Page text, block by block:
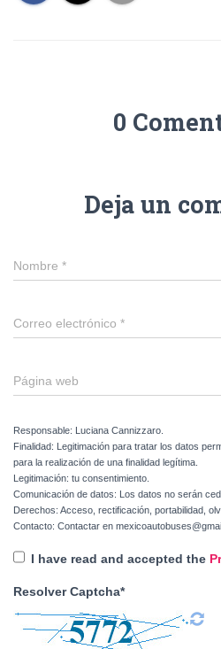
0
Deja un
Nombre *
Correo electrónico *
Página web
Responsable: Luciana Cannizzaro.
Finalidad: Legitimación para tratar los datos
para la realización de una finalidad legítima.
Legitimación: tu consentimiento.
Comunicación de datos: Los datos no serán
Derechos: Acceso, rectificación, portabilidad,
Contacto: Contactar en
I have read and accepted the
Resolver Captcha*